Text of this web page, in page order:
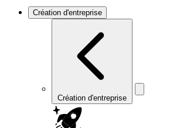
Création d'entreprise
Création d'entreprise